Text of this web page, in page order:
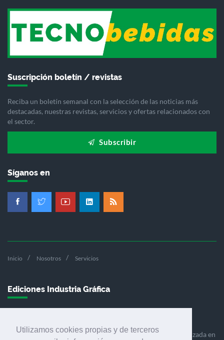
Utilizamos cookies propias y de terceros
Suscripción boletín / revistas
Reciba un boletín semanal con la selección de las noticias más
destacadas, nuestras revistas, servicios y ofertas relacionados con
el sector.
Subscribir
Síganos en
Inicio Nosotros Servicios
Ediciones Industria Gráfica
Ediciones Industria Gráfica es una empresa editora especializada en